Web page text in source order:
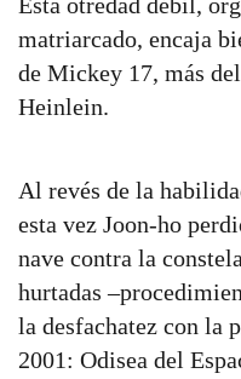
Esta otredad débil,
matriarcado, encaja
de Mickey 17, más
Heinlein.
Al revés de la
esta vez Joon-ho
nave contra la
hurtadas
la desfachatez con la
2001: Odisea del